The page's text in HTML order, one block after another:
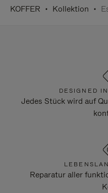
KOFFER Kollektion
DESIGNED
Jedes Stück wird auf
Reparatur aller